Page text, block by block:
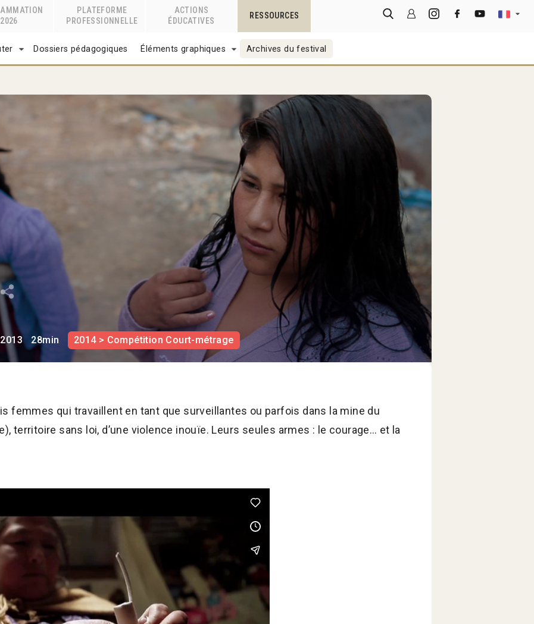
2026
PLATEFORME
PROFESSIONNELLE
ACTIONS
ÉDUCATIVES
RESSOURCES
Dossiers pédagogiques Éléments graphiques Archives du festival
2013 28min 2014 > Compétition Court-métrage
femmes qui travaillent en tant que surveillantes ou parfois dans la mine du
territoire sans loi, d’une violence inouïe. Leurs seules armes : le courage… et la